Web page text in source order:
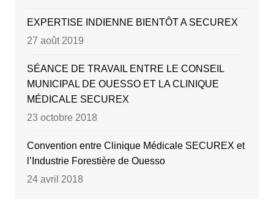
EXPERTISE INDIENNE BIENTÔT A SECUREX
27 août 2019
SÉANCE DE TRAVAIL ENTRE LE CONSEIL
MUNICIPAL DE OUESSO ET LA CLINIQUE
MÉDICALE SECUREX
23 octobre 2018
Convention entre Clinique Médicale SECUREX et
l’Industrie Forestière de Ouesso
24 avril 2018